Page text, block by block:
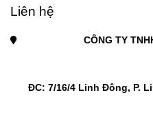
Liên hệ
CÔNG TY
ĐC: 7/16/4 Linh Đông, P.